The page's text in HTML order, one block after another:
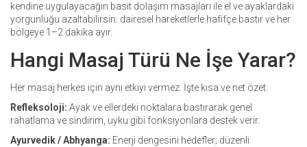
kendine uygulayacağın basit dolaşım masajları ile el ve ayaklardaki
yorgunluğu azaltabilirsin: dairesel hareketlerle hafifçe bastır ve her
bölgeye 1–2 dakika ayır.
Hangi Masaj Türü Ne İşe Yarar?
Her masaj herkes için aynı etkiyi vermez. İşte kısa ve net özet:
Refleksoloji: Ayak ve ellerdeki noktalara bastırarak genel
rahatlama ve sindirim, uyku gibi fonksiyonlara destek verir.
Ayurvedik / Abhyanga: Enerji dengesini hedefler; düzenli